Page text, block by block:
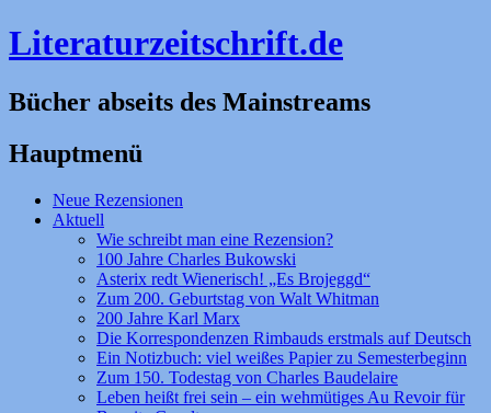
Literaturzeitschrift.de
Bücher abseits des Mainstreams
Hauptmenü
Zum
Inhalt
Neue Rezensionen
Aktuell
Wie schreibt man eine Rezension?
100 Jahre Charles Bukowski
Asterix redt Wienerisch! „Es Brojeggd“
Zum 200. Geburtstag von Walt Whitman
200 Jahre Karl Marx
Die Korrespondenzen Rimbauds erstmals auf Deutsch
Ein Notizbuch: viel weißes Papier zu Semesterbeginn
Zum 150. Todestag von Charles Baudelaire
Leben heißt frei sein – ein wehmütiges Au Revoir für